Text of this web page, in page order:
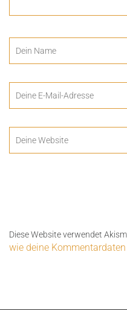
Diese Website verwendet
wie deine